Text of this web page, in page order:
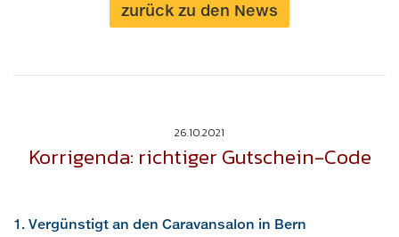
zurück zu den News
26.10.2021
Korrigenda: richtiger Gutschein-Code
1. Vergünstigt an den Caravansalon in Bern